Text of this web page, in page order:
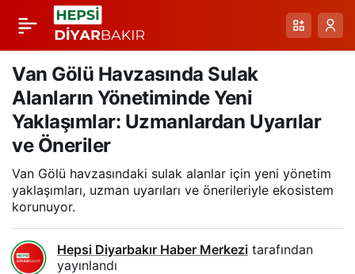
Van Gölü Havzasında Sulak
Alanların Yönetiminde Yeni
Yaklaşımlar: Uzmanlardan Uyarılar
ve Öneriler
Van Gölü havzasındaki sulak alanlar için yeni yönetim
yaklaşımları, uzman uyarıları ve önerileriyle ekosistem
korunuyor.
Hepsi Diyarbakır Haber Merkezi tarafından
yayınlandı
Van’ın Sonbahar
Büyüsü: Van Kalesi ve
Atatürk Kültür
Parkı’nın Renk Dolu
Manzaraları
Paylaş